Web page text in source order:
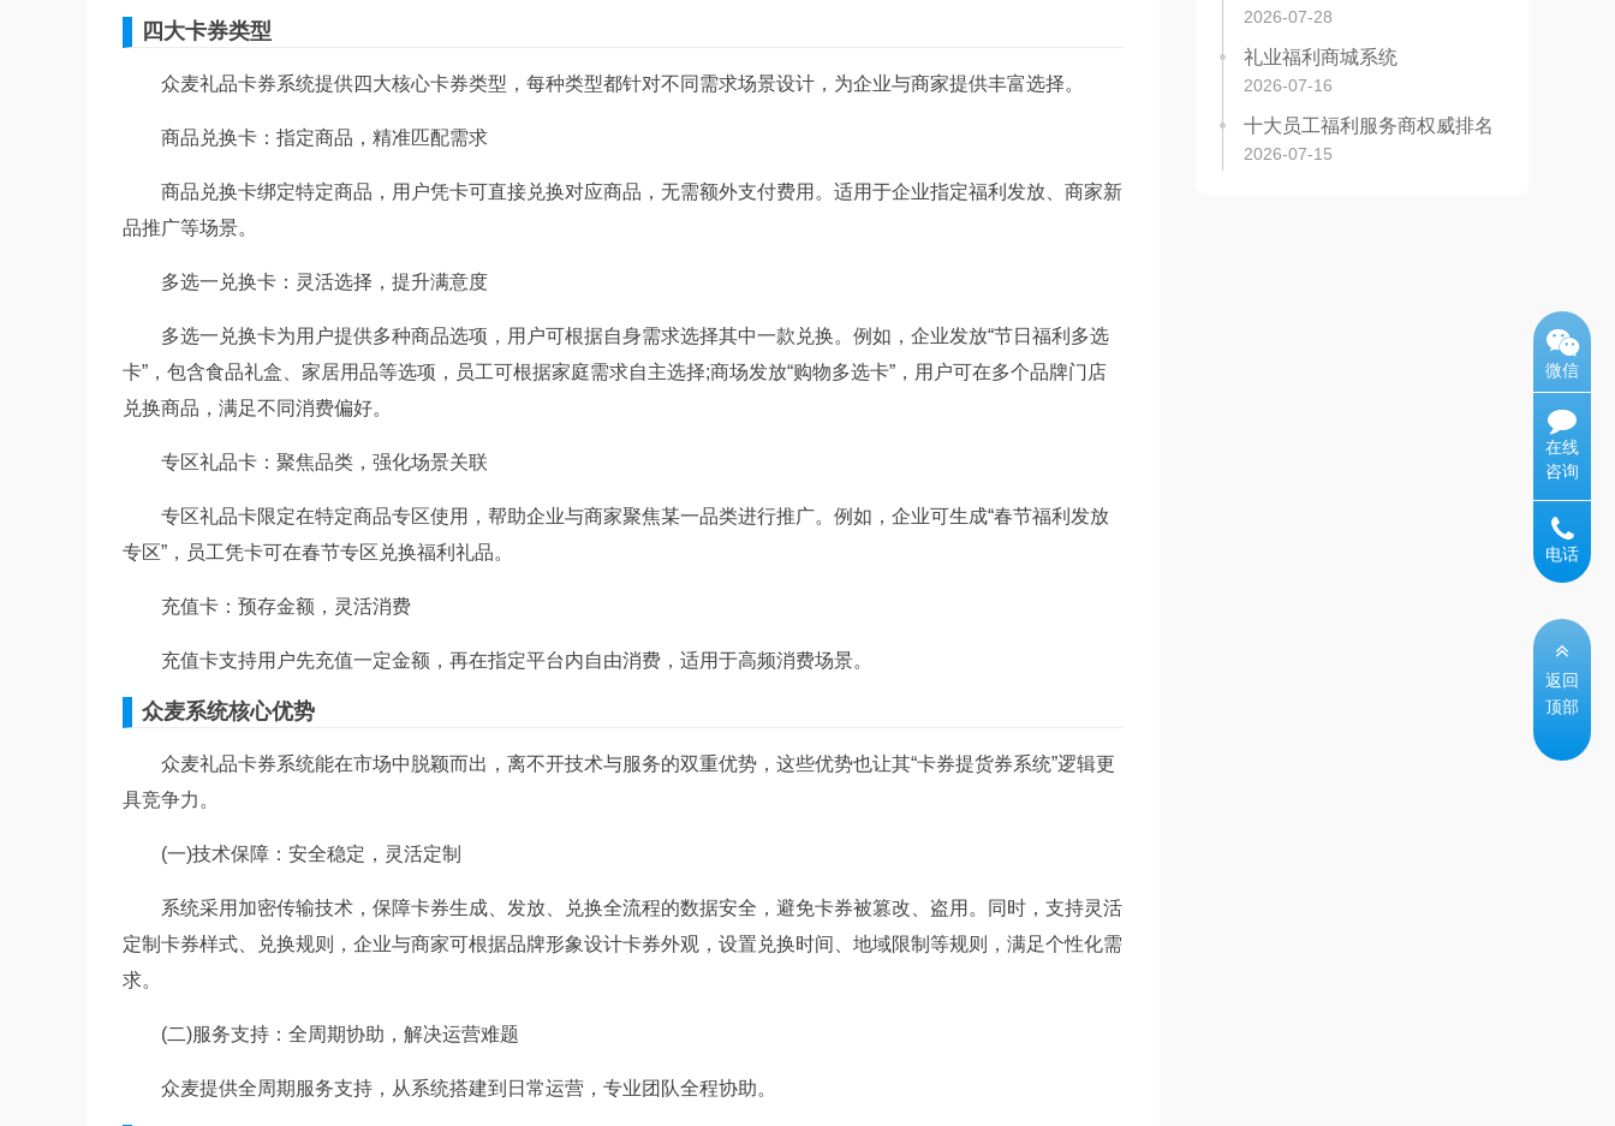
四大卡券类型
众麦礼品卡券系统提供四大核心卡券类型，每种类型都针对不同需求场景设计，为企业与商家提供丰富选择。
商品兑换卡：指定商品，精准匹配需求
商品兑换卡绑定特定商品，用户凭卡可直接兑换对应商品，无需额外支付费用。适用于企业指定福利发放、商家新
品推广等场景。
多选一兑换卡：灵活选择，提升满意度
多选一兑换卡为用户提供多种商品选项，用户可根据自身需求选择其中一款兑换。例如，企业发放“节日福利多选
卡”，包含食品礼盒、家居用品等选项，员工可根据家庭需求自主选择;商场发放“购物多选卡”，用户可在多个品牌门店
兑换商品，满足不同消费偏好。
专区礼品卡：聚焦品类，强化场景关联
专区礼品卡限定在特定商品专区使用，帮助企业与商家聚焦某一品类进行推广。例如，企业可生成“春节福利发放
专区”，员工凭卡可在春节专区兑换福利礼品。
充值卡：预存金额，灵活消费
充值卡支持用户先充值一定金额，再在指定平台内自由消费，适用于高频消费场景。
众麦系统核心优势
众麦礼品卡券系统能在市场中脱颖而出，离不开技术与服务的双重优势，这些优势也让其“卡券提货券系统”逻辑更
具竞争力。
(一)技术保障：安全稳定，灵活定制
系统采用加密传输技术，保障卡券生成、发放、兑换全流程的数据安全，避免卡券被篡改、盗用。同时，支持灵活
定制卡券样式、兑换规则，企业与商家可根据品牌形象设计卡券外观，设置兑换时间、地域限制等规则，满足个性化需
求。
(二)服务支持：全周期协助，解决运营难题
众麦提供全周期服务支持，从系统搭建到日常运营，专业团队全程协助。
2026-07-28
礼业福利商城系统
2026-07-16
十大员工福利服务商权威排名
2026-07-15
微信
在线
咨询
电话
返回
顶部